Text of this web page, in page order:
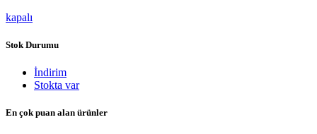
kapalı
Stok Durumu
İndirim
Stokta var
En çok puan alan ürünler